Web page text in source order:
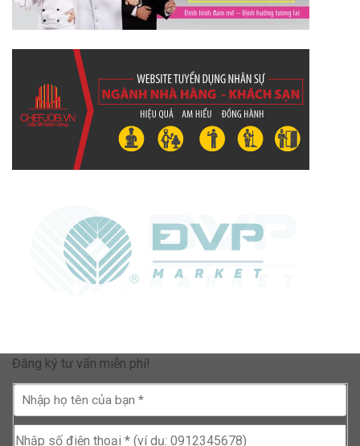
Đăng ký tư vấn miễn phí!
Nhập
tên
Nhập